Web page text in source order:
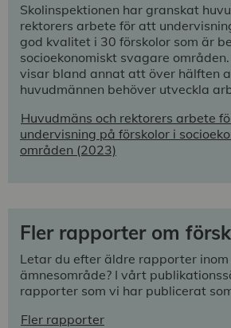
Skolinspektionen har granskat
rektorers arbete för att
god kvalitet i 30 förskolor som är
socioekonomiskt svagare
visar bland annat att över hälften
huvudmännen behöver utveckla
Huvudmäns och rektorers arbete
undervisning på förskolor i
områden (2023)
Fler rapporter om
Letar du efter äldre rapporter inom
ämnesområde? I vårt
rapporter som vi har publicerat
Fler rapporter